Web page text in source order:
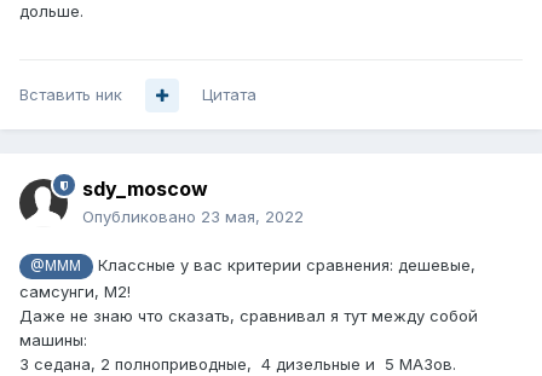
дольше.
Вставить ник Цитата
sdy_moscow
Опубликовано 23 мая, 2022
@MMM
Классные у вас критерии сравнения: дешевые,
самсунги, М2!
Даже не знаю что сказать, сравнивал я тут между собой
машины:
3 седана, 2 полноприводные, 4 дизельные и 5 МАЗов.